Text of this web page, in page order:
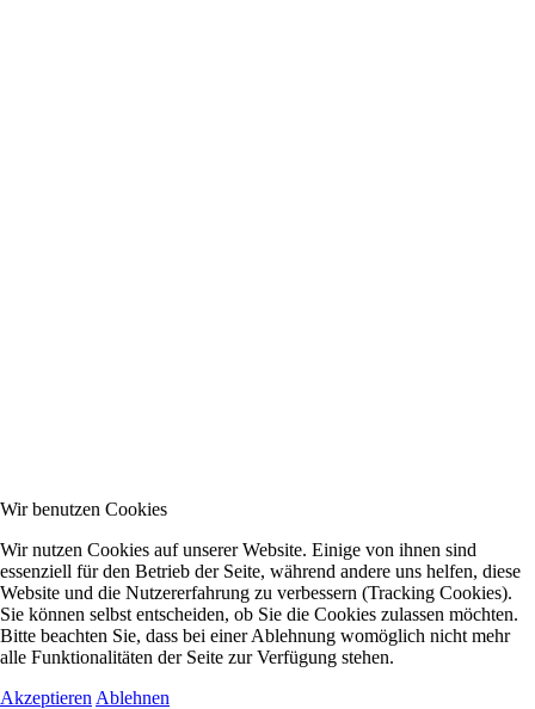
Wir benutzen Cookies
Wir nutzen Cookies auf unserer Website. Einige von ihnen sind
essenziell für den Betrieb der Seite, während andere uns helfen, diese
Website und die Nutzererfahrung zu verbessern (Tracking Cookies).
Sie können selbst entscheiden, ob Sie die Cookies zulassen möchten.
Bitte beachten Sie, dass bei einer Ablehnung womöglich nicht mehr
alle Funktionalitäten der Seite zur Verfügung stehen.
Akzeptieren Ablehnen